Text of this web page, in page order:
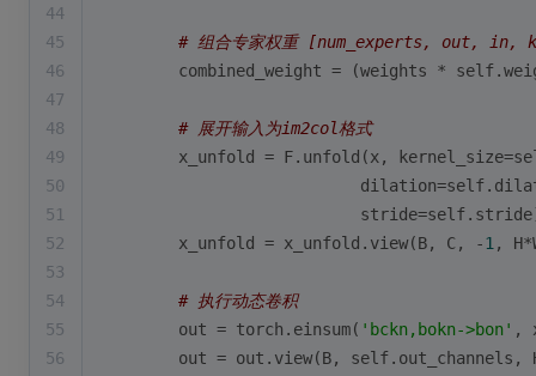
44
45
# 组合专家权重 [num_experts, out,
46
combined_weight = (weights *
47
48
# 展开输入为im2col格式
49
x_unfold = F.unfold(x,
50
51
52
        x_unfold = x_unfold.view(B, C, -
1 ,
53
54
# 执行动态卷积
55
        out = torch.einsum(
'bckn,bokn->bon' ,
56
out = out.view(B, self.out_channels,